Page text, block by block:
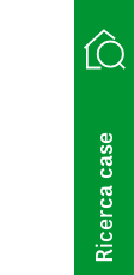
Ricerca case